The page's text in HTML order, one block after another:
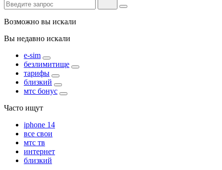
Возможно вы искали
Вы недавно искали
e-sim
безлимитище
тарифы
близкий
мтс бонус
Часто ищут
iphone 14
все свои
мтс тв
интернет
близкий